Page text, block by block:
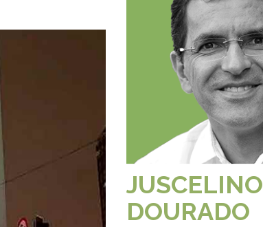
JUSCELINO
DOURADO